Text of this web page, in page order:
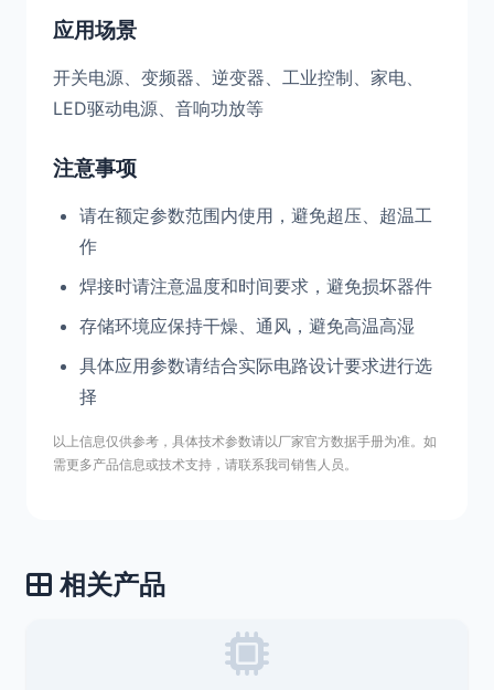
应用场景
开关电源、变频器、逆变器、工业控制、家电、
LED驱动电源、音响功放等
注意事项
请在额定参数范围内使用，避免超压、超温工
作
焊接时请注意温度和时间要求，避免损坏器件
存储环境应保持干燥、通风，避免高温高湿
具体应用参数请结合实际电路设计要求进行选
择
以上信息仅供参考，具体技术参数请以厂家官方数据手册为准。如
需更多产品信息或技术支持，请联系我司销售人员。
相关产品